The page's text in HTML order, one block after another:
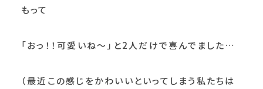
もって
「おっ！！可愛いね～」と2人だけで喜んでました…
（最近この感じをかわいいといってしまう私たちは